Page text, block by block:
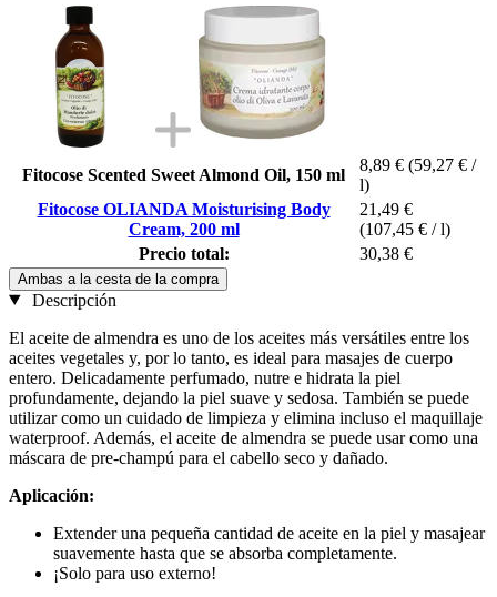
Fitocose Scented Sweet Almond Oil, 150 ml
8,89 € (59,27 € /
l)
Fitocose OLIANDA Moisturising Body
Cream, 200 ml
21,49 €
(107,45 € / l)
Precio total:
30,38 €
Ambas a la cesta de la compra
Descripción
El aceite de almendra es uno de los aceites más versátiles entre los
aceites vegetales y, por lo tanto, es ideal para masajes de cuerpo
entero. Delicadamente perfumado, nutre e hidrata la piel
profundamente, dejando la piel suave y sedosa. También se puede
utilizar como un cuidado de limpieza y elimina incluso el maquillaje
waterproof. Además, el aceite de almendra se puede usar como una
máscara de pre-champú para el cabello seco y dañado.
Aplicación:
Extender una pequeña cantidad de aceite en la piel y masajear
suavemente hasta que se absorba completamente.
¡Solo para uso externo!